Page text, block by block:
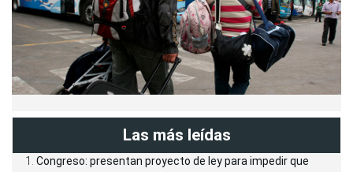
Las más leídas
Congreso: presentan proyecto de ley para impedir que